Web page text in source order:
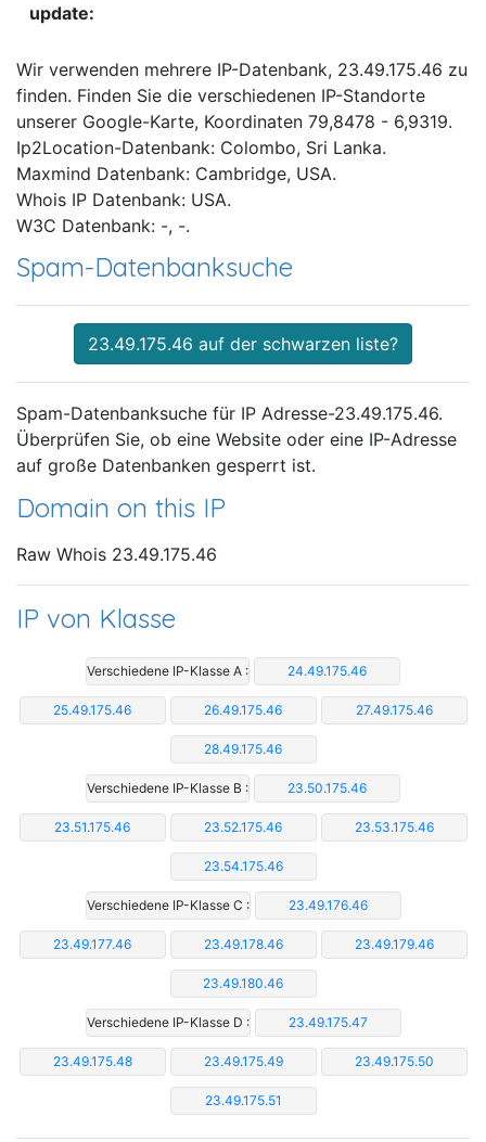
Wir verwenden mehrere IP-Datenbank, 23.49.175.46 zu
finden. Finden Sie die verschiedenen IP-Standorte
unserer Google-Karte, Koordinaten 79,8478 - 6,9319.
Ip2Location-Datenbank: Colombo, Sri Lanka.
Maxmind Datenbank: Cambridge, USA.
Whois IP Datenbank: USA.
W3C Datenbank: -, -.
Spam-Datenbanksuche
23.49.175.46 auf der schwarzen liste?
Spam-Datenbanksuche für IP Adresse-23.49.175.46.
Überprüfen Sie, ob eine Website oder eine IP-Adresse
auf große Datenbanken gesperrt ist.
Domain on this IP
Raw Whois 23.49.175.46
IP von Klasse
Verschiedene IP-Klasse A : 24.49.175.46
25.49.175.46 26.49.175.46 27.49.175.46
28.49.175.46
Verschiedene IP-Klasse B : 23.50.175.46
23.51.175.46 23.52.175.46 23.53.175.46
23.54.175.46
Verschiedene IP-Klasse C : 23.49.176.46
23.49.177.46 23.49.178.46 23.49.179.46
23.49.180.46
Verschiedene IP-Klasse D : 23.49.175.47
23.49.175.48 23.49.175.49 23.49.175.50
23.49.175.51